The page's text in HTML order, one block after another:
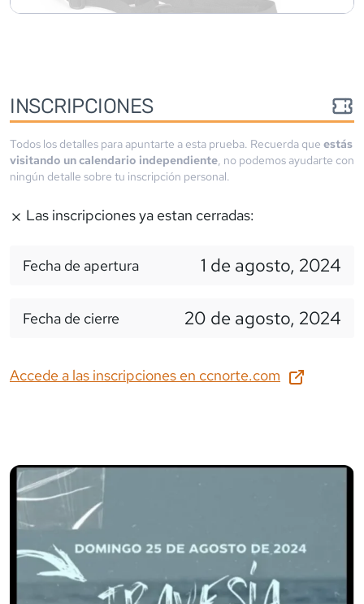
INSCRIPCIONES
Todos los detalles para apuntarte a esta prueba. Recuerda que estás
visitando un calendario independiente, no podemos ayudarte con
ningún detalle sobre tu inscripción personal.
Las inscripciones ya estan cerradas:
Fecha de apertura 1 de agosto, 2024
Fecha de cierre 20 de agosto, 2024
Accede a las inscripciones en ccnorte.com